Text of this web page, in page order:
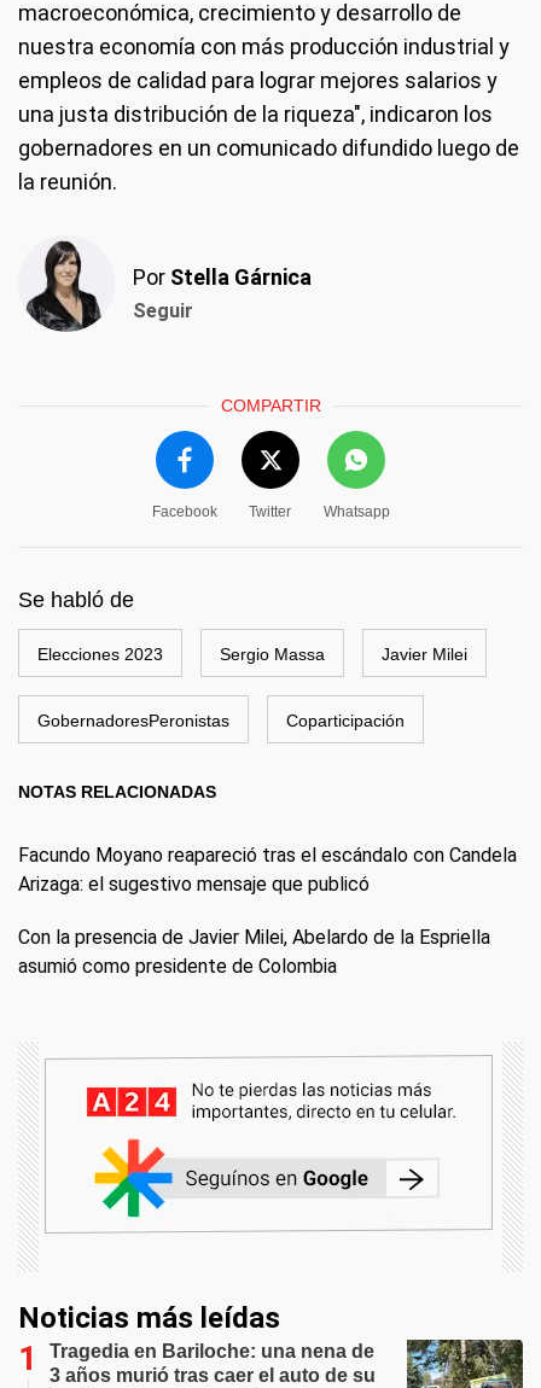
macroeconómica, crecimiento y desarrollo de
nuestra economía con más producción industrial y
empleos de calidad para lograr mejores salarios y
una justa distribución de la riqueza", indicaron los
gobernadores en un comunicado difundido luego de
la reunión.
Por Stella Gárnica
Seguir
COMPARTIR
Facebook Twitter Whatsapp
Se habló de
Elecciones 2023 Sergio Massa Javier Milei
GobernadoresPeronistas Coparticipación
NOTAS RELACIONADAS
Facundo Moyano reapareció tras el escándalo con Candela
Arizaga: el sugestivo mensaje que publicó
Con la presencia de Javier Milei, Abelardo de la Espriella
asumió como presidente de Colombia
Noticias más leídas
Tragedia en Bariloche: una nena de
3 años murió tras caer el auto de su